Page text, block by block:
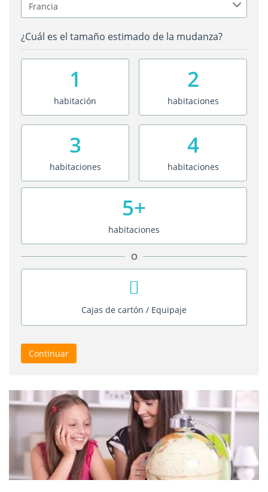
Francia
¿Cuál es el tamaño estimado de la mudanza?
1
habitación
2
habitaciones
3
habitaciones
4
habitaciones
5+
habitaciones
O
Cajas de cartón / Equipaje
Continuar